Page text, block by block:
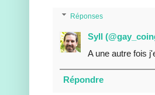
Réponses
Syll
A une autre fois
Répondre